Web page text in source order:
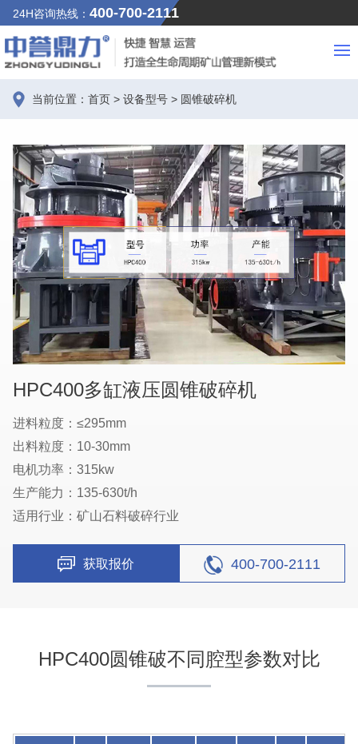
24H咨询热线： 400-700-2111
当前位置： 首页 > 设备型号 > 圆锥破碎机
HPC400多缸液压圆锥破碎机
进料粒度：≤295mm
出料粒度：10-30mm
电机功率：315kw
生产能力：135-630t/h
适用行业：矿山石料破碎行业
获取报价 400-700-2111
HPC400圆锥破不同腔型参数对比